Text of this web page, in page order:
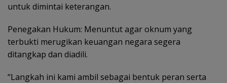
untuk dimintai keterangan.
Penegakan Hukum: Menuntut agar oknum yang
terbukti merugikan keuangan negara segera
ditangkap dan diadili.
“Langkah ini kami ambil sebagai bentuk peran serta